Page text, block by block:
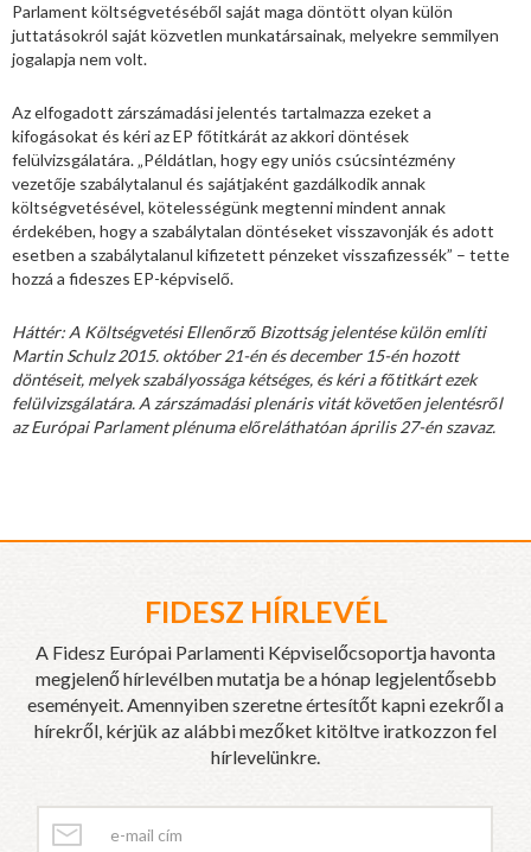
Parlament költségvetéséből saját maga döntött olyan külön
juttatásokról saját közvetlen munkatársainak, melyekre semmilyen
jogalapja nem volt.
Az elfogadott zárszámadási jelentés tartalmazza ezeket a
kifogásokat és kéri az EP főtitkárát az akkori döntések
felülvizsgálatára. „Példátlan, hogy egy uniós csúcsintézmény
vezetője szabálytalanul és sajátjaként gazdálkodik annak
költségvetésével, kötelességünk megtenni mindent annak
érdekében, hogy a szabálytalan döntéseket visszavonják és adott
esetben a szabálytalanul kifizetett pénzeket visszafizessék” – tette
hozzá a fideszes EP-képviselő.
Háttér: A Költségvetési Ellenőrző Bizottság jelentése külön említi
Martin Schulz 2015. október 21-én és december 15-én hozott
döntéseit, melyek szabályossága kétséges, és kéri a főtitkárt ezek
felülvizsgálatára. A zárszámadási plenáris vitát követően jelentésről
az Európai Parlament plénuma előreláthatóan április 27-én szavaz.
FIDESZ HÍRLEVÉL
A Fidesz Európai Parlamenti Képviselőcsoportja havonta
megjelenő hírlevélben mutatja be a hónap legjelentősebb
eseményeit. Amennyiben szeretne értesítőt kapni ezekről a
hírekről, kérjük az alábbi mezőket kitöltve iratkozzon fel
hírlevelünkre.